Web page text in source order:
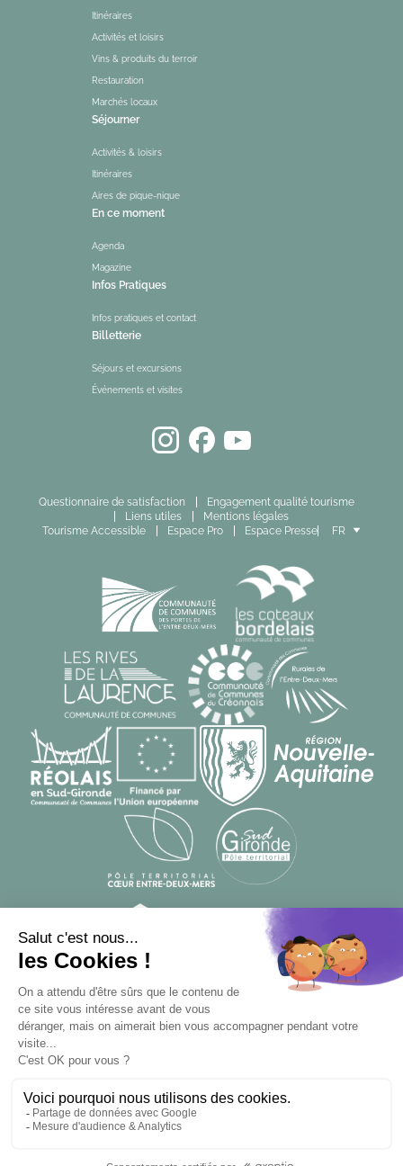
Itinéraires
Activités et loisirs
Vins & produits du terroir
Restauration
Marchés locaux
Séjourner
Activités & loisirs
Itinéraires
Aires de pique-nique
En ce moment
Agenda
Magazine
Infos Pratiques
Infos pratiques et contact
Billetterie
Séjours et excursions
Événements et visites
Questionnaire de satisfaction
Engagement qualité tourisme
Liens utiles
Mentions légales
Tourisme Accessible
Espace Pro Espace Presse
FR